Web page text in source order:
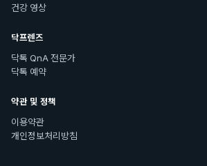
건강 영상
닥프렌즈
닥톡 QnA 전문가
닥톡 예약
약관 및 정책
이용약관
개인정보처리방침